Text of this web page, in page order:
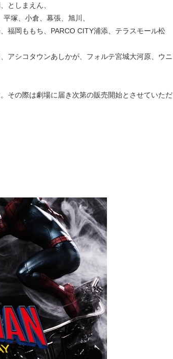
としまえん、
塚、小倉、幕張、旭川、
福岡ももち、PARCO CITY浦添、テラスモール松
アシコタウンあしかが、フォルテ宮城大河原、ウニ
その際は劇場に届き次第の販売開始とさせていただ